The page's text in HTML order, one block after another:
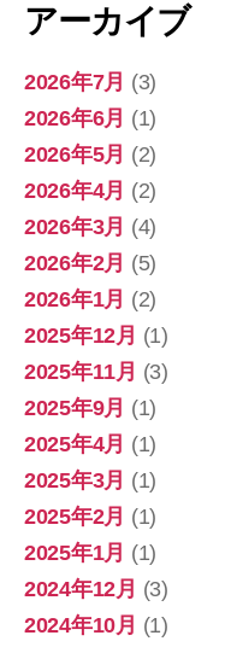
アーカイブ
2026年7月 (3)
2026年6月 (1)
2026年5月 (2)
2026年4月 (2)
2026年3月 (4)
2026年2月 (5)
2026年1月 (2)
2025年12月 (1)
2025年11月 (3)
2025年9月 (1)
2025年4月 (1)
2025年3月 (1)
2025年2月 (1)
2025年1月 (1)
2024年12月 (3)
2024年10月 (1)